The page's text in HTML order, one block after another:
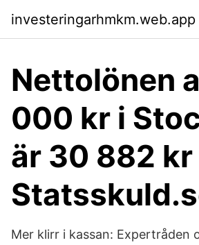
investeringarhmkm.web.app
Nettolönen
000 kr i
är 30 882 kr
Mer klirr i kassan: Expertråden